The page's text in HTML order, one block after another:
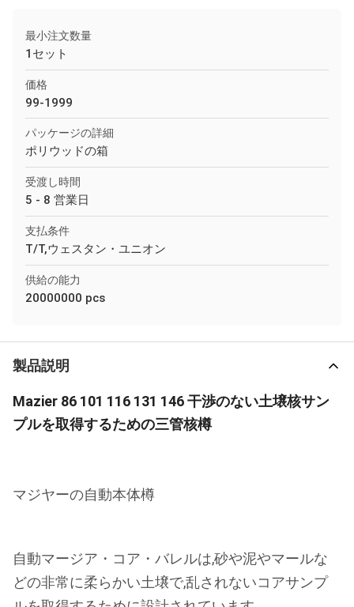
最小注文数量
1セット
価格
99-1999
パッケージの詳細
ポリウッドの箱
受渡し時間
5 - 8 営業日
支払条件
T/T,ウェスタン・ユニオン
供給の能力
20000000 pcs
製品説明
Mazier 86 101 116 131 146 干渉のない土壌核サン
プルを取得するための三管核樽
マジヤーの自動本体樽
自動マージア・コア・バレルは,砂や泥やマールな
どの非常に柔らかい土壌で,乱されないコアサンプ